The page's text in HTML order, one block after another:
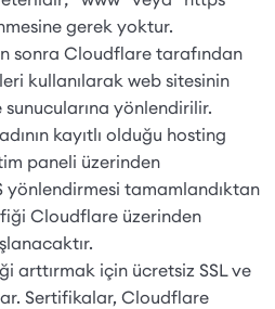
gerek yoktur.
sonra Cloudflare tarafından
kullanılarak web sitesinin
yönlendirilir.
kayıtlı olduğu hosting
paneli üzerinden
yönlendirmesi tamamlandıktan
Cloudflare üzerinden
arttırmak için ücretsiz SSL ve
Sertifikalar, Cloudflare